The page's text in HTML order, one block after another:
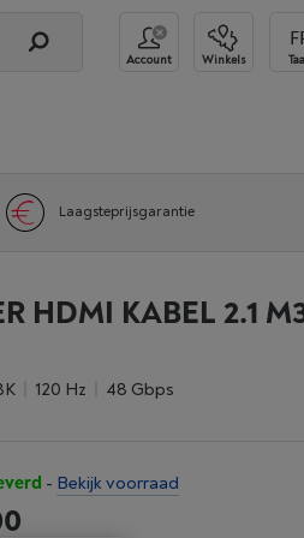
Account Winkels
Laagsteprijsgarantie
HDMI KABEL 2.1
8K 120 Hz 48 Gbps
- Bekijk voorraad